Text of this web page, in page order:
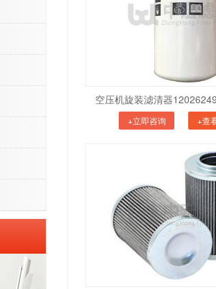
空压机旋装滤清器
+立即咨询 +查